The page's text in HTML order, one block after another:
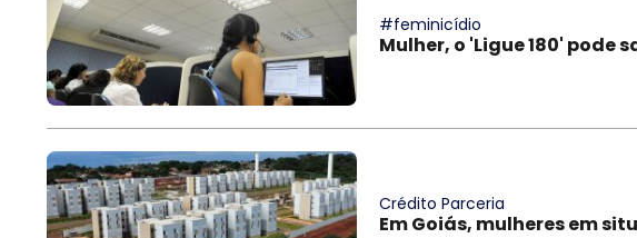
#feminicídio
Mulher, o 'Ligue 180' pode
Crédito Parceria
Em Goiás, mulheres em